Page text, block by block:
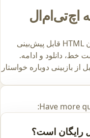
اچ‌تی‌ام‌ال
در مارک‌داون می‌نویسید در حالی ذی‌نفعان HTML قابل پیش‌بینی
بازبینی دوباره خواستار
Have more
رایگان است؟